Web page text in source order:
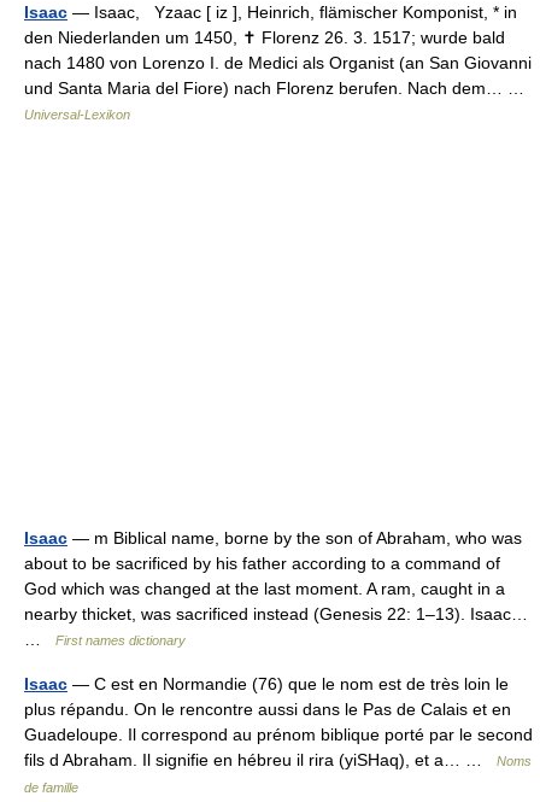
Isaac — Isaac, Yzaac [ iz ], Heinrich, flämischer Komponist, * in
den Niederlanden um 1450, ✝ Florenz 26. 3. 1517; wurde bald
nach 1480 von Lorenzo I. de Medici als Organist (an San Giovanni
und Santa Maria del Fiore) nach Florenz berufen. Nach dem… …
Universal-Lexikon
Isaac — m Biblical name, borne by the son of Abraham, who was
about to be sacrificed by his father according to a command of
God which was changed at the last moment. A ram, caught in a
nearby thicket, was sacrificed instead (Genesis 22: 1–13). Isaac…
First names dictionary
Isaac — C est en Normandie (76) que le nom est de très loin le
plus répandu. On le rencontre aussi dans le Pas de Calais et en
Guadeloupe. Il correspond au prénom biblique porté par le second
fils d Abraham. Il signifie en hébreu il rira (yiSHaq), et a… …
Noms
de famille